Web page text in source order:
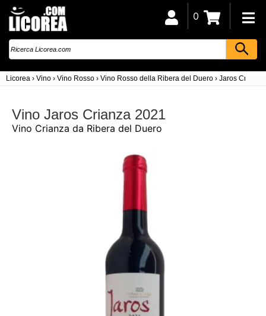
Licorea › Vino › Vino Rosso › Vino Rosso della Ribera del Duero › Jaros Crianza
0
Vino Jaros Crianza 2021
Vino Crianza da Ribera del Duero